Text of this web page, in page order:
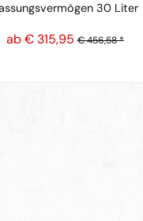
30 Liter
ab € 315,95 € 456,58 *